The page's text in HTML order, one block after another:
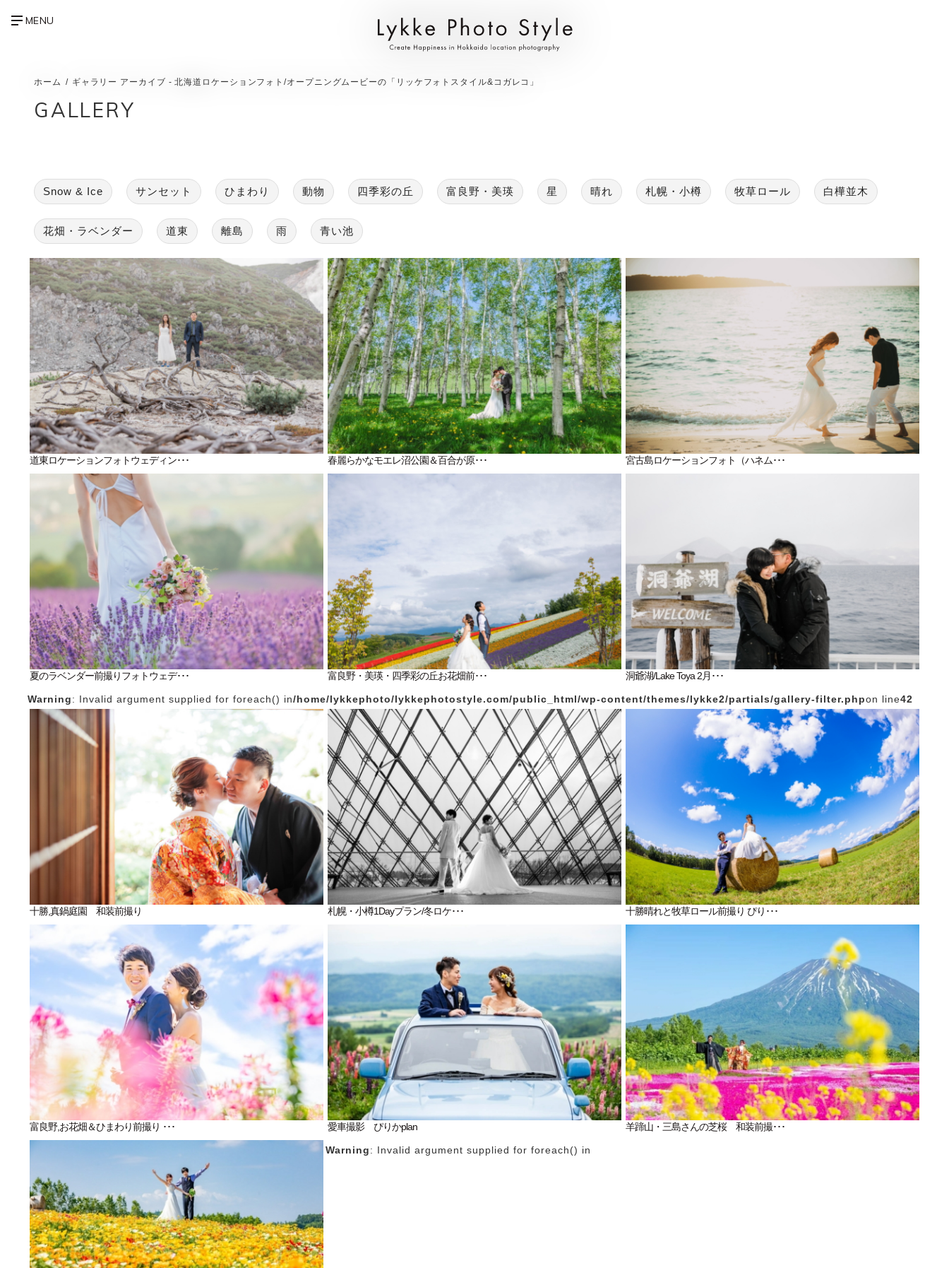
ホーム ギャラリー アーカイブ - 北海道ロケーションフォト/オープニングムービーの「リッケフォトスタイル&コガレコ」
GALLERY
Snow & Ice サンセット ひまわり 動物 四季彩の丘 富良野・美瑛 星 晴れ 札幌・小樽 牧草ロール 白樺並木
花畑・ラベンダー 道東 離島 雨 青い池
道東ロケーションフォトウェディン･･･ 春麗らかなモエレ沼公園＆百合が原･･･ 宮古島ロケーションフォト（ハネム･･･
夏のラベンダー前撮りフォトウェデ･･･ 富良野・美瑛・四季彩の丘お花畑前･･･ 洞爺湖/Lake Toya 2月･･･
Warning: Invalid argument supplied for foreach() in/home/lykkephoto/lykkephotostyle.com/public_html/wp-content/themes/lykke2/partials/gallery-filter.phpon line42
十勝,真鍋庭園 和装前撮り 札幌・小樽1Dayプラン/冬ロケ･･･ 十勝晴れと牧草ロール前撮り ぴり･･･
富良野,お花畑＆ひまわり前撮り ･･･ 愛車撮影 ぴりかplan 羊蹄山・三島さんの芝桜 和装前撮･･･
Warning: Invalid argument supplied for foreach() in